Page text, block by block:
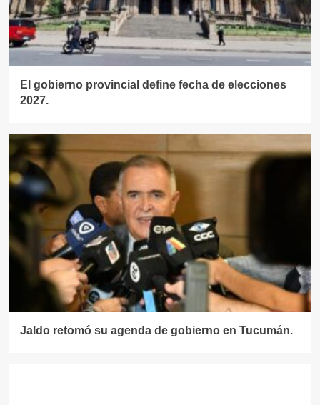
El gobierno provincial define fecha de elecciones
2027.
Jaldo retomó su agenda de gobierno en Tucumán.